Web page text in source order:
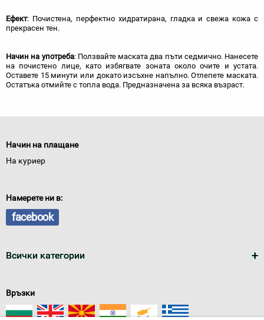
Ефект: Почистена, перфектно хидратирана, гладка и свежа кожа с
прекрасен тен.
Начин на употреба: Ползвайте маската два пъти седмично. Нанесете
на почистено лицe, като избягвате зоната около очите и устата.
Оставете 15 минути или докато изсъхне напълно. Отлепете маската.
Остатъка отмийте с топла вода. Предназначена за всяка възраст.
Начин на плащане
На куриер
Намерете ни в:
facebook
Всички категории
Връзки